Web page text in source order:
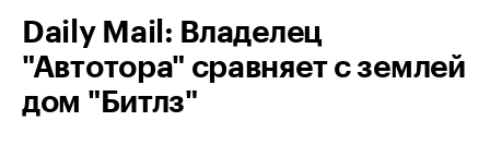
Daily Mail: Владелец
"Автотора" сравняет с землей
дом "Битлз"